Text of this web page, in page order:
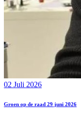
02 Juli 2026
Groen op de raad 29 juni 2026